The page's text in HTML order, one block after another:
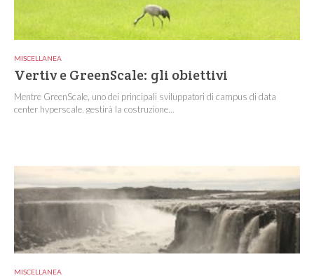
MISCELLANEA
Vertiv e GreenScale: gli obiettivi
Mentre GreenScale, uno dei principali sviluppatori di campus di data
center hyperscale, gestirà la costruzione...
MISCELLANEA